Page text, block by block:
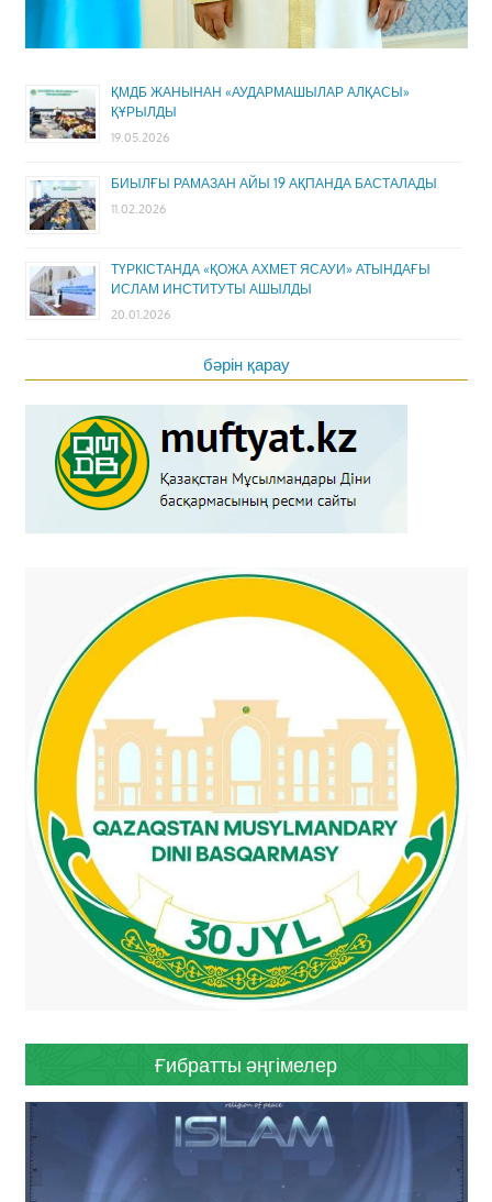
ҚМДБ ЖАНЫНАН «АУДАРМАШЫЛАР АЛҚАСЫ»
ҚҰРЫЛДЫ
19.05.2026
БИЫЛҒЫ РАМАЗАН АЙЫ 19 АҚПАНДА БАСТАЛАДЫ
11.02.2026
ТҮРКІСТАНДА «ҚОЖА АХМЕТ ЯСАУИ» АТЫНДАҒЫ
ИСЛАМ ИНСТИТУТЫ АШЫЛДЫ
20.01.2026
бәрін қарау
Ғибратты әңгімелер